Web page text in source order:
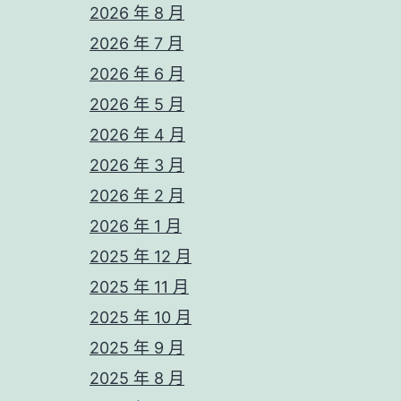
2026 年 8 月
2026 年 7 月
2026 年 6 月
2026 年 5 月
2026 年 4 月
2026 年 3 月
2026 年 2 月
2026 年 1 月
2025 年 12 月
2025 年 11 月
2025 年 10 月
2025 年 9 月
2025 年 8 月